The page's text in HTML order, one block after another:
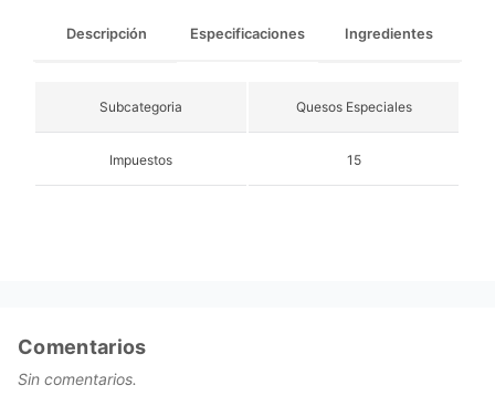
Descripción Especificaciones Ingredientes
Subcategoria Quesos Especiales
Impuestos 15
Comentarios
Sin comentarios.